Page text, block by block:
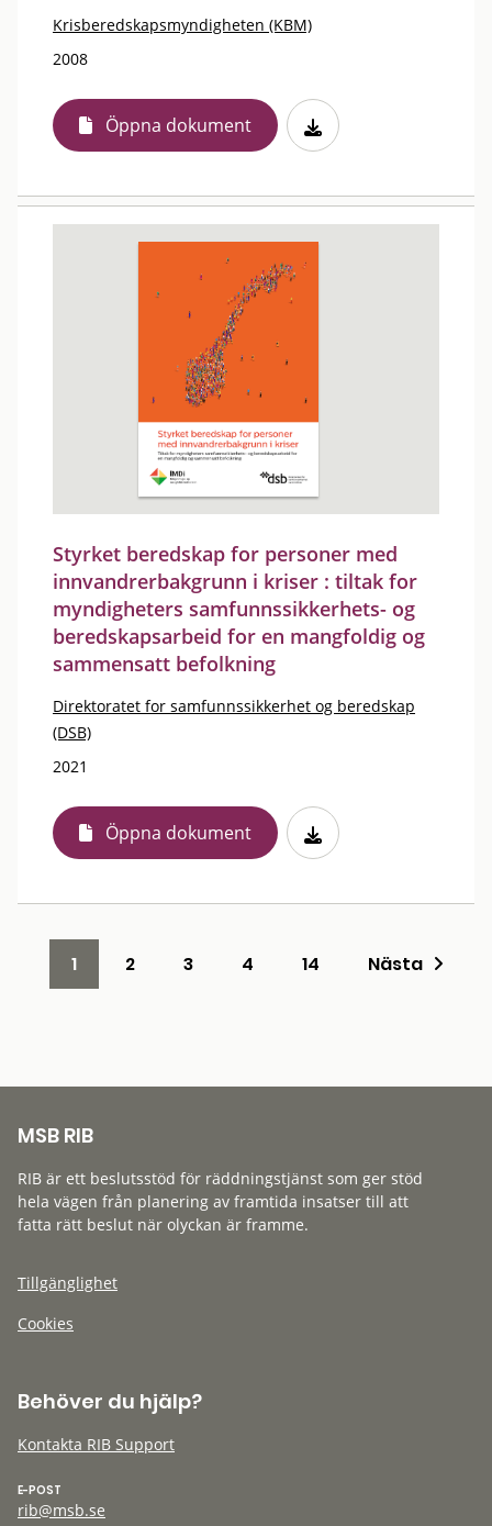
Krisberedskapsmyndigheten (KBM)
2008
Öppna dokument
Styrket beredskap for personer med
innvandrerbakgrunn i kriser : tiltak for
myndigheters samfunnssikkerhets- og
beredskapsarbeid for en mangfoldig og
sammensatt befolkning
Direktoratet for samfunnssikkerhet og beredskap
(DSB)
2021
Öppna dokument
1 2 3 4 14 Nästa
MSB RIB
RIB är ett beslutsstöd för räddningstjänst som ger stöd
hela vägen från planering av framtida insatser till att
fatta rätt beslut när olyckan är framme.
Tillgänglighet
Cookies
Behöver du hjälp?
Kontakta RIB Support
E-POST
rib@msb.se